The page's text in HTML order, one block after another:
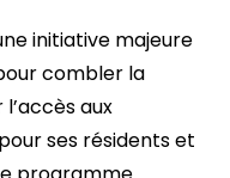
initiative majeure
combler la
aux
ses résidents et